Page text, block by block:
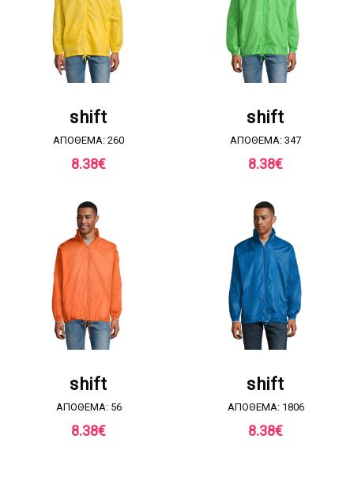
shift
ΑΠΟΘΕΜΑ: 260
8.38€
shift
ΑΠΟΘΕΜΑ: 347
8.38€
shift
ΑΠΟΘΕΜΑ: 56
8.38€
shift
ΑΠΟΘΕΜΑ: 1806
8.38€